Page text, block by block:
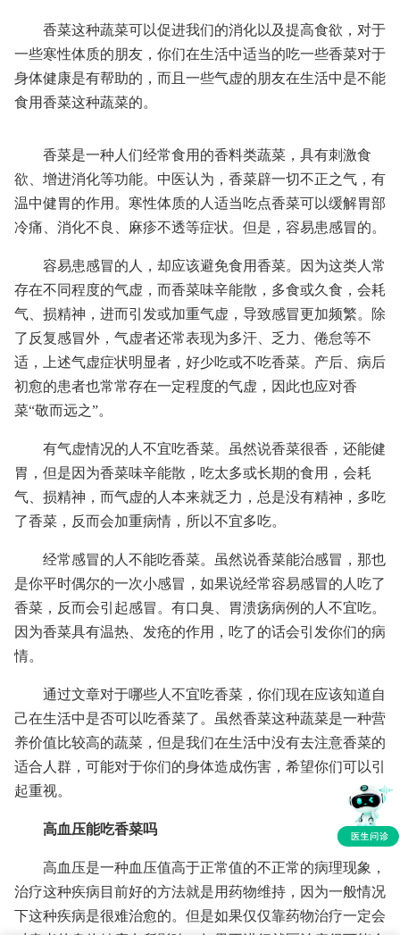
香菜这种蔬菜可以促进我们的消化以及提高食欲，对于
一些寒性体质的朋友，你们在生活中适当的吃一些香菜对于
身体健康是有帮助的，而且一些气虚的朋友在生活中是不能
食用香菜这种蔬菜的。
香菜是一种人们经常食用的香料类蔬菜，具有刺激食
欲、增进消化等功能。中医认为，香菜辟一切不正之气，有
温中健胃的作用。寒性体质的人适当吃点香菜可以缓解胃部
冷痛、消化不良、麻疹不透等症状。但是，容易患感冒的。
容易患感冒的人，却应该避免食用香菜。因为这类人常
存在不同程度的气虚，而香菜味辛能散，多食或久食，会耗
气、损精神，进而引发或加重气虚，导致感冒更加频繁。除
了反复感冒外，气虚者还常表现为多汗、乏力、倦怠等不
适，上述气虚症状明显者，好少吃或不吃香菜。产后、病后
初愈的患者也常常存在一定程度的气虚，因此也应对香
菜“敬而远之”。
有气虚情况的人不宜吃香菜。虽然说香菜很香，还能健
胃，但是因为香菜味辛能散，吃太多或长期的食用，会耗
气、损精神，而气虚的人本来就乏力，总是没有精神，多吃
了香菜，反而会加重病情，所以不宜多吃。
经常感冒的人不能吃香菜。虽然说香菜能治感冒，那也
是你平时偶尔的一次小感冒，如果说经常容易感冒的人吃了
香菜，反而会引起感冒。有口臭、胃溃疡病例的人不宜吃。
因为香菜具有温热、发疮的作用，吃了的话会引发你们的病
情。
通过文章对于哪些人不宜吃香菜，你们现在应该知道自
己在生活中是否可以吃香菜了。虽然香菜这种蔬菜是一种营
养价值比较高的蔬菜，但是我们在生活中没有去注意香菜的
适合人群，可能对于你们的身体造成伤害，希望你们可以引
起重视。
高血压能吃香菜吗
高血压是一种血压值高于正常值的不正常的病理现象，
治疗这种疾病目前好的方法就是用药物维持，因为一般情况
下这种疾病是很难治愈的。但是如果仅仅靠药物治疗一定会